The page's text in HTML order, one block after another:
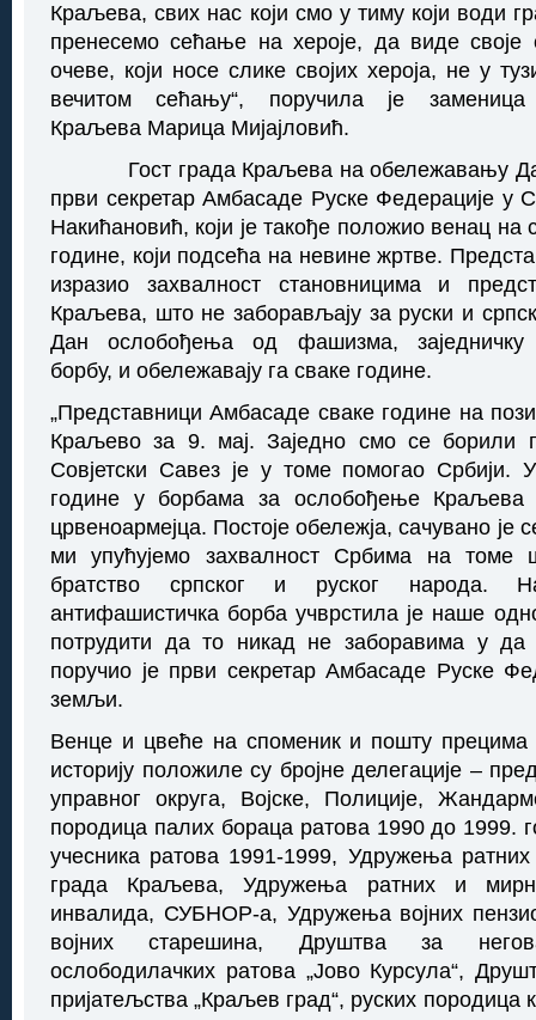
Краљева, свих нас који смо у тиму који води
пренесемо сећање на хероје, да виде своје
очеве, који носе слике својих хероја, не у
вечитом сећању“, поручила је заменица
Краљева Марица Мијајловић.
Гост града Краљева на обележавању
први секретар Амбасаде Руске Федерације у
Накићановић, који је такође положио венац на
године, који подсећа на невине жртве.
изразио захвалност становницима и
Краљева, што не заборављају за руски и
Дан ослобођења од фашизма, заједничку
борбу, и обележавају га сваке године.
„Представници Амбасаде сваке године на
Краљево за 9. мај. Заједно смо се борили
Совјетски Савез је у томе помогао Србији.
године у борбама за ослобођење Краљева
црвеноармејца. Постоје обележја, сачувано је
ми упућујемо захвалност Србима на томе
братство српског и руског народа.
антифашистичка борба учврстила је наше
потрудити да то никад не заборавима у да
поручио је први секретар Амбасаде Руске
земљи.
Венце и цвеће на споменик и пошту прецима
историју положиле су бројне делегације –
управног округа, Војске, Полиције,
породица палих бораца ратова 1990 до 1999.
учесника ратова 1991-1999, Удружења ратних
града Краљева, Удружења ратних и
инвалида, СУБНОР-а, Удружења војних
војних старешина, Друштва за
ослободилачких ратова „Јово Курсула“,
пријатељства „Краљев град“, руских породица